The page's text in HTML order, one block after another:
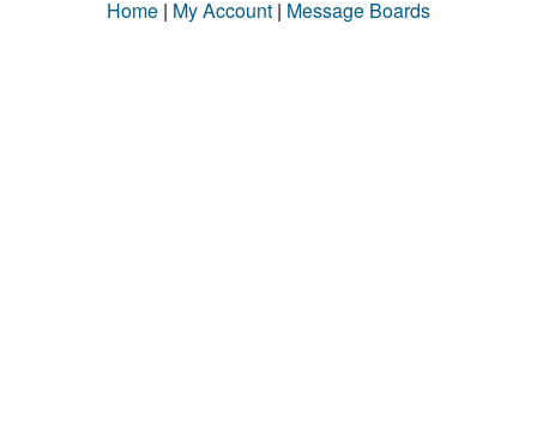
Home | My Account | Message Boards